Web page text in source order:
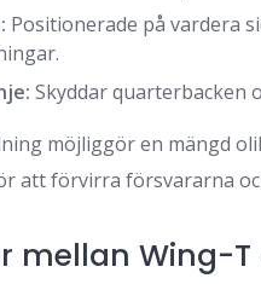
Positionerade på vardera
Skyddar quarterbacken
möjliggör en mängd
att förvirra försvararna
mellan Wing-